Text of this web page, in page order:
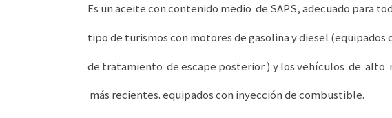
Es un aceite con contenido medio de SAPS, adecuado para
tipo de turismos con motores de gasolina y diesel (equipados
de tratamiento de escape posterior ) y los vehículos de alto
más recientes. equipados con inyección de combustible.